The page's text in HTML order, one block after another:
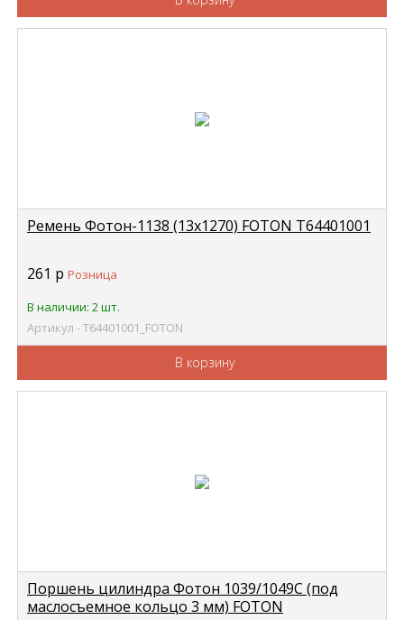
Ремень Фотон-1138 (13х1270) FOTON Т64401001
261 р Розница
В наличии: 2 шт.
Артикул - Т64401001_FOTON
В корзину
Поршень цилиндра Фотон 1039/1049С (под
маслосъемное кольцо 3 мм) FOTON